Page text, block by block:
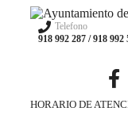
Saltar
contenido
Telefono
918 992 287 / 918 992
HORARIO DE